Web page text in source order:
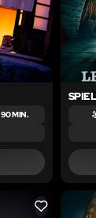
90 MIN.
LIKE